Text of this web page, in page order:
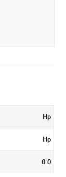
Hp
Hp
0.0